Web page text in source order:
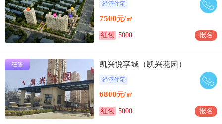
经济住宅
7500元/㎡
红包 5000 报名
在售 凯兴悦享城（凯兴花园）
经济住宅
6800元/㎡
红包 5000 报名